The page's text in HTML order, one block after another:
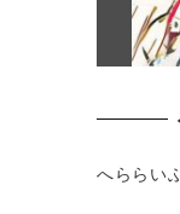
へららい